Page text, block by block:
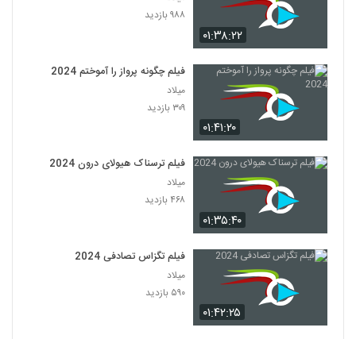
۰۱:۳۸:۲۲
۹۸۸ بازدید
۰۱:۴۱:۲۰
فیلم چگونه پرواز را آموختم 2024
میلاد
۳۰۹ بازدید
۰۱:۳۵:۴۰
فیلم ترسناک هیولای درون 2024
میلاد
۴۶۸ بازدید
۰۱:۴۲:۲۵
فیلم تگزاس تصادفی 2024
میلاد
۵۹۰ بازدید